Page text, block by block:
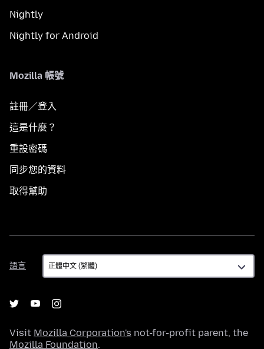
Nightly
Nightly for Android
Mozilla 帳號
註冊／登入
這是什麼？
重設密碼
同步您的資料
取得幫助
語言
語
言
Visit Mozilla Corporation's not-for-profit parent, the
Mozilla Foundation.